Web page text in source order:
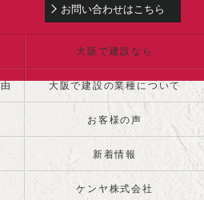
お問い合わせはこちら
大阪で建設なら
大阪で建設の業種について
お客様の声
新着情報
ケンヤ株式会社